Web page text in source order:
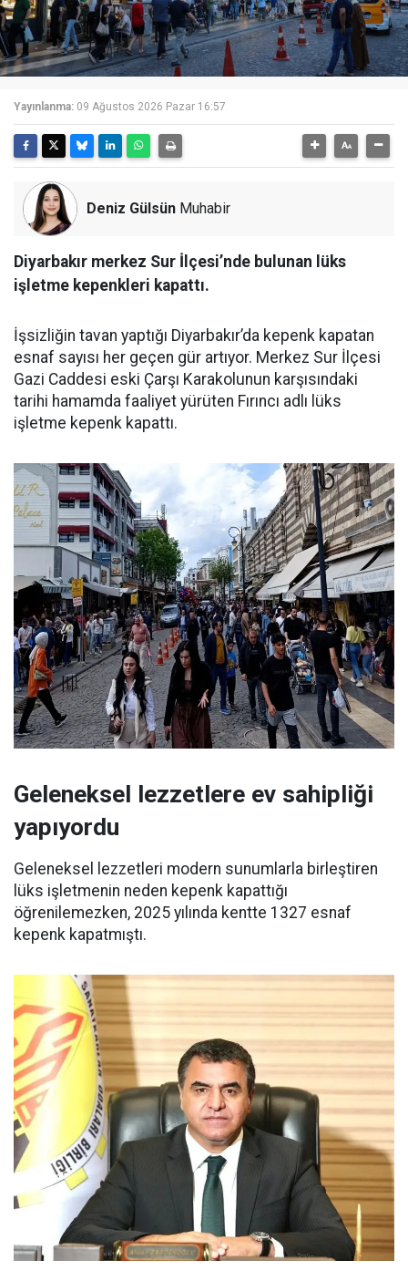
Yayınlanma: 09 Ağustos 2026 Pazar 16:57
Deniz Gülsün Muhabir
Diyarbakır merkez Sur İlçesi’nde bulunan lüks
işletme kepenkleri kapattı.
İşsizliğin tavan yaptığı Diyarbakır’da kepenk kapatan
esnaf sayısı her geçen gür artıyor. Merkez Sur İlçesi
Gazi Caddesi eski Çarşı Karakolunun karşısındaki
tarihi hamamda faaliyet yürüten Fırıncı adlı lüks
işletme kepenk kapattı.
Geleneksel lezzetlere ev sahipliği
yapıyordu
Geleneksel lezzetleri modern sunumlarla birleştiren
lüks işletmenin neden kepenk kapattığı
öğrenilemezken, 2025 yılında kentte 1327 esnaf
kepenk kapatmıştı.